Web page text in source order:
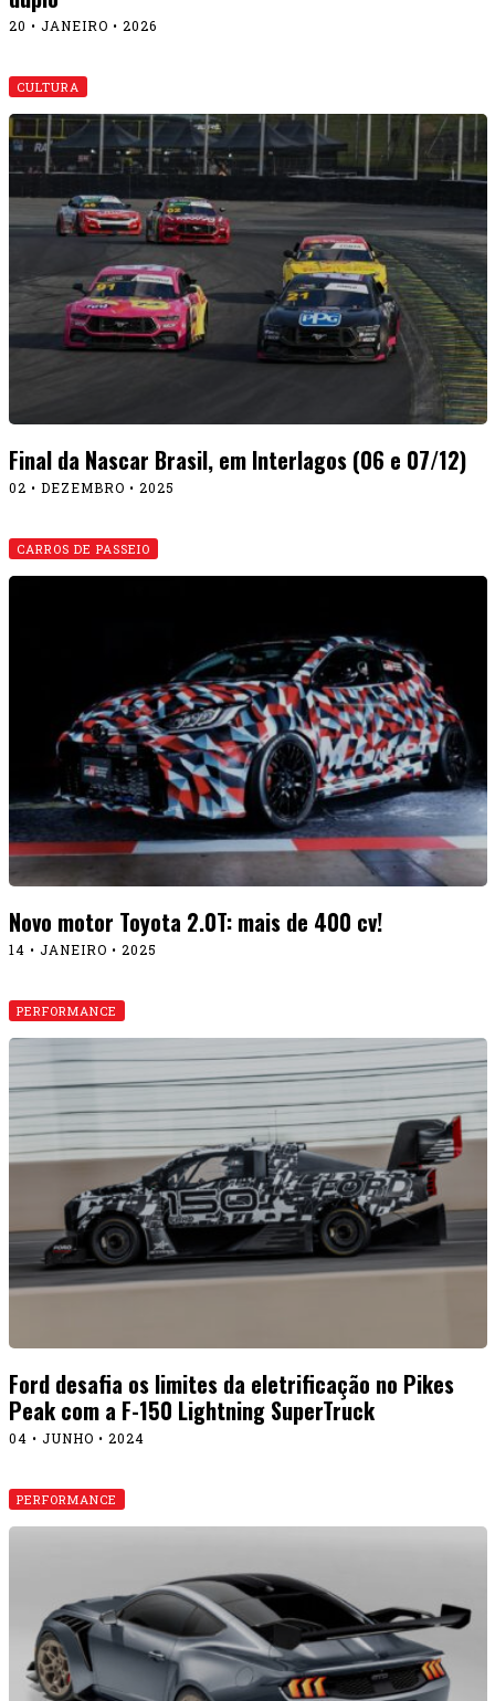
20 • JANEIRO • 2026
CULTURA
Final da Nascar Brasil, em Interlagos (06 e 07/12)
02 • DEZEMBRO • 2025
CARROS DE PASSEIO
Novo motor Toyota 2.0T: mais de 400 cv!
14 • JANEIRO • 2025
PERFORMANCE
Ford desafia os limites da eletrificação no Pikes
Peak com a F-150 Lightning SuperTruck
04 • JUNHO • 2024
PERFORMANCE